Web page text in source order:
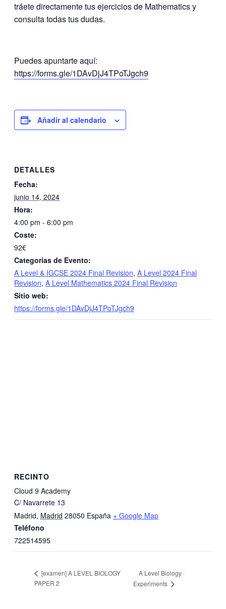
tráete directamente tus ejercicios de Mathematics y
consulta todas tus dudas.
Puedes apuntarte aquí:
https://forms.gle/1DAvDjJ4TPoTJgch9
Añadir al calendario
DETALLES
Fecha:
junio 14, 2024
Hora:
4:00 pm - 6:00 pm
Coste:
92€
Categorías de Evento:
A Level & IGCSE 2024 Final Revision, A Level 2024 Final
Revision, A Level Mathematics 2024 Final Revision
Sitio web:
https://forms.gle/1DAvDjJ4TPoTJgch9
RECINTO
Cloud 9 Academy
C/ Navarrete 13
Madrid, Madrid 28050 España + Google Map
Teléfono
722514595
[examen] A LEVEL BIOLOGY
PAPER 2
A Level Biology ·
Experiments